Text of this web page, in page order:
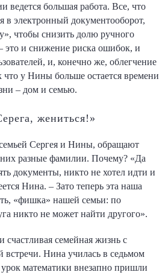
ведется большая работа. Все, что
в электронный документооборот,
чтобы снизить долю ручного
это и снижение риска ошибок, и
и, конечно же, облегчение
что у Нины больше остается времени
– дом и семью.
жениться!»
Сергея и Нины, обращают
разные фамилии. Почему? «Да
документы, никто не хотел идти и
Нина. – Зато теперь эта наша
«фишка» нашей семьи: по
никто не может найти другого».
счастливая семейная жизнь с
встречи. Нина училась в седьмом
урок математики внезапно пришли